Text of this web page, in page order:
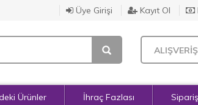
Üye Girişi Kayıt Ol
Ürünler İhraç Fazlası